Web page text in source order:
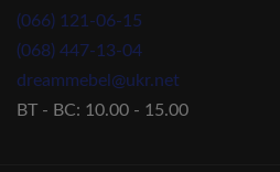
(066) 121-06-15
(068) 447-13-04
dreammebel@ukr.net
ВТ - ВС: 10.00 - 15.00